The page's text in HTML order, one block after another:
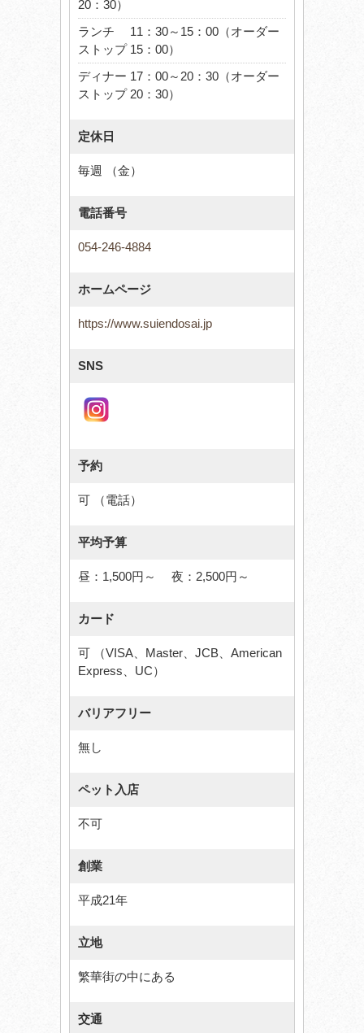
20：30）
ランチ 11：30～15：00（オーダー
ストップ 15：00）
ディナー 17：00～20：30（オーダー
ストップ 20：30）
定休日
毎週 （金）
電話番号
054-246-4884
ホームページ
https://www.suiendosai.jp
SNS
予約
可 （電話）
平均予算
昼：1,500円～ 夜：2,500円～
カード
可 （VISA、Master、JCB、American
Express、UC）
バリアフリー
無し
ペット入店
不可
創業
平成21年
立地
繁華街の中にある
交通